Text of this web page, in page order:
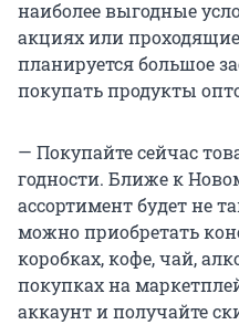
наиболее выгодные
акциях или
планируется большое
покупать продукты
— Покупайте сейчас
годности. Ближе к
ассортимент будет не
можно приобретать
коробках, кофе, чай,
покупках на
аккаунт и получайте